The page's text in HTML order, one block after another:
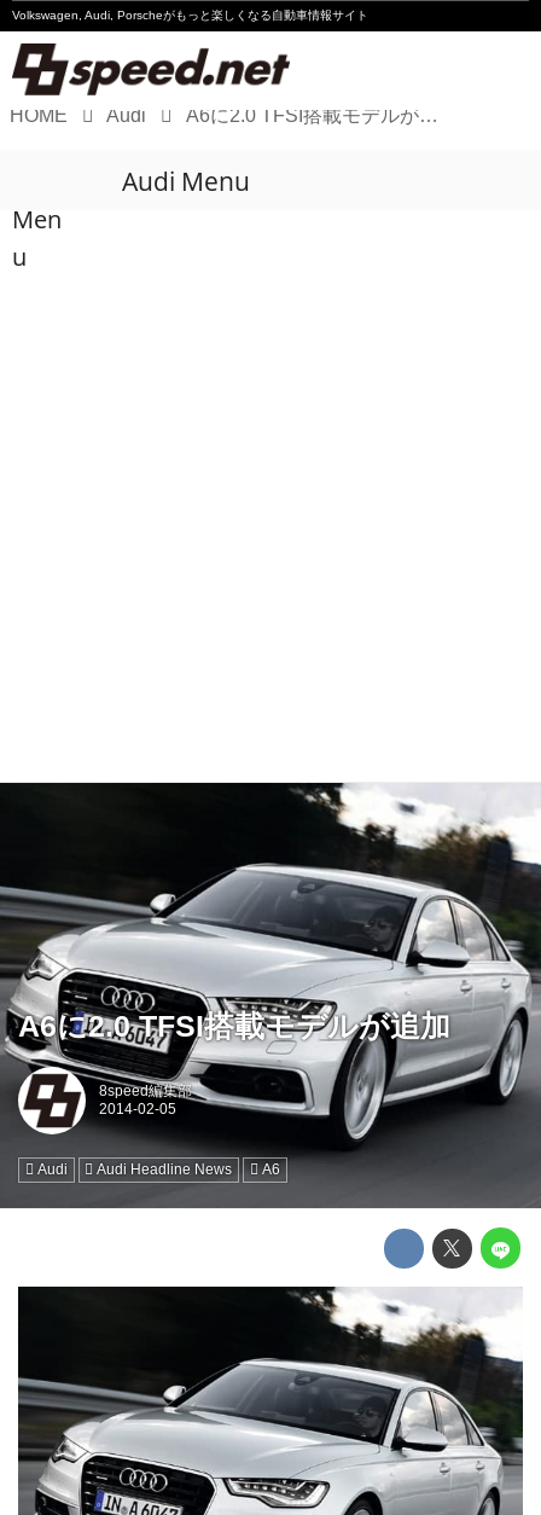
Volkswagen, Audi, Porscheがもっと楽しくなる自動車情報サイト
Audi
HOME Audi A6に2.0 TFSI搭載モデルが追加
Men
u
Audi Menu
A6に2.0 TFSI搭載モデルが追加
8speed編集部
Audi Audi Headline News A6